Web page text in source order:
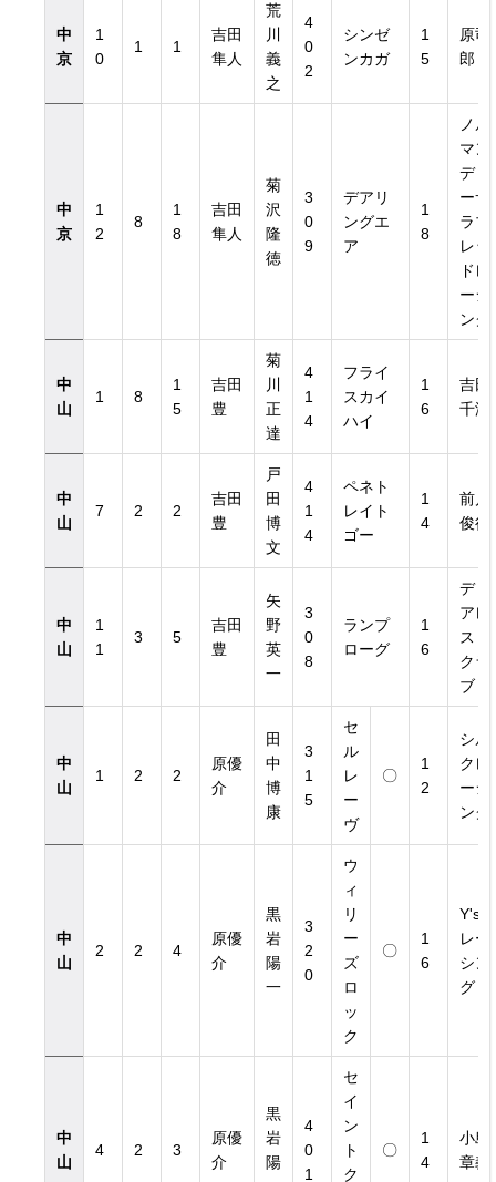
中
京
1
0
1 1
吉田
隼人
荒
川
義
之
4
0
2
シンゼ
ンカガ
1
5
原司
郎
中
京
1
2
8
1
8
吉田
隼人
菊
沢
隆
徳
3
0
9
デアリ
ングエ
ア
1
8
ノル
マン
ディ
ーサ
ラブ
レッ
ドレ
ーシ
ング
中
山
1 8
1
5
吉田
豊
菊
川
正
達
4
1
4
フライ
スカイ
ハイ
1
6
吉田
千津
中
山
7 2 2
吉田
豊
戸
田
博
文
4
1
4
ペネト
レイト
ゴー
1
4
前川
俊行
中
山
1
1
3 5
吉田
豊
矢
野
英
一
3
0
8
ランプ
ローグ
1
6
ディ
アレ
スト
クラ
ブ
中
山
1 2 2
原優
介
田
中
博
康
3
1
5
セ
ル
レ
ー
ヴ
〇
1
2
シル
クレ
ーシ
ング
中
山
2 2 4
原優
介
黒
岩
陽
一
3
2
0
ウ
ィ
リ
ー
ズ
ロ
ッ
ク
〇
1
6
Y's
レー
シン
グ
中
山
4 2 3
原優
介
黒
岩
陽
4
0
1
セ
イ
ン
ト
ク
〇
1
4
小島
章義